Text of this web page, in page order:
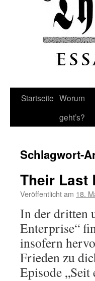
Startseite Worum
geht’s?
Schlagwort-
Their Last
Veröffentlicht am 18.
In der dritten
Enterprise“
insofern
Frieden zu
Episode